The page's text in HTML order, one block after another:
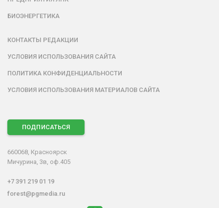
БИОЭНЕРГЕТИКА
КОНТАКТЫ РЕДАКЦИИ
УСЛОВИЯ ИСПОЛЬЗОВАНИЯ САЙТА
ПОЛИТИКА КОНФИДЕНЦИАЛЬНОСТИ
УСЛОВИЯ ИСПОЛЬЗОВАНИЯ МАТЕРИАЛОВ САЙТА
ПОДПИСАТЬСЯ
660068, Красноярск
Мичурина, 3в, оф.405
+7 391 219 01 19
forest@pgmedia.ru